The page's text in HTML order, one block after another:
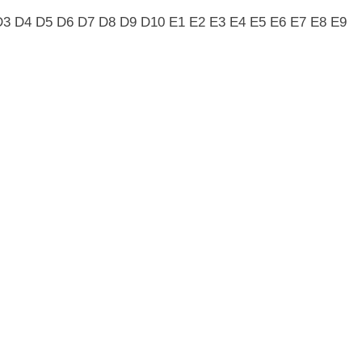
D4 D5 D6 D7 D8 D9 D10 E1 E2 E3 E4 E5 E6 E7 E8 E9